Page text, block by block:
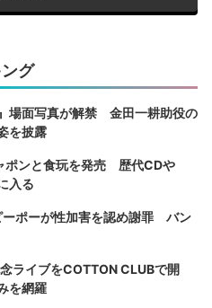
グ
場面写真が解禁 金田一耕助役の
を披露
ポンと食玩を発売 歴代CDや
入る
ーポーが性加害を認め謝罪 バン
ライブをCOTTON CLUBで開
を網羅